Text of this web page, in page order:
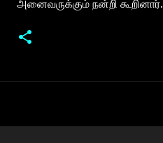
அனைவருக்கும் நன்றி கூறினார்.